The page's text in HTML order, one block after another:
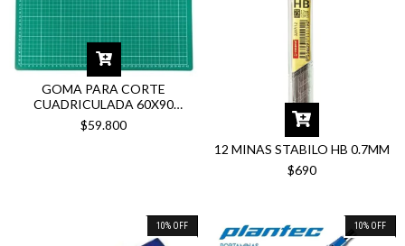
GOMA PARA CORTE
CUADRICULADA 60X90
KONTEC
$59.800
12 MINAS STABILO HB 0.7MM
$690
10% OFF 10% OFF